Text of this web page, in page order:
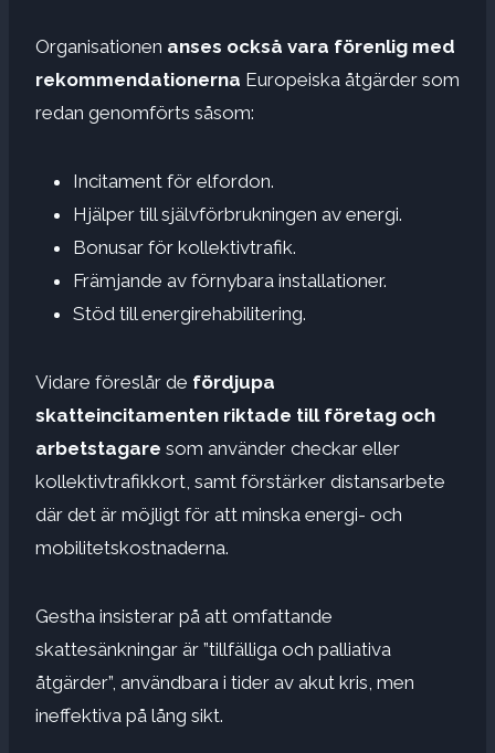
Organisationen anses också vara förenlig med
rekommendationerna Europeiska åtgärder som
redan genomförts såsom:
Incitament för elfordon.
Hjälper till självförbrukningen av energi.
Bonusar för kollektivtrafik.
Främjande av förnybara installationer.
Stöd till energirehabilitering.
Vidare föreslår de fördjupa
skatteincitamenten riktade till företag och
arbetstagare som använder checkar eller
kollektivtrafikkort, samt förstärker distansarbete
där det är möjligt för att minska energi- och
mobilitetskostnaderna.
Gestha insisterar på att omfattande
skattesänkningar är ”tillfälliga och palliativa
åtgärder”, användbara i tider av akut kris, men
ineffektiva på lång sikt.